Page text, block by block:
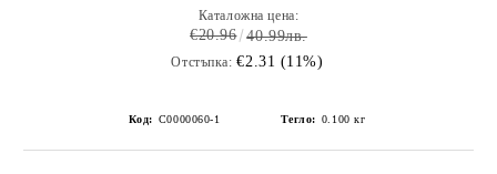
Каталожна цена:
€20.96 40.99лв.
Отстъпка: €2.31 (11%)
Код: C0000060-1 Тегло: 0.100 кг